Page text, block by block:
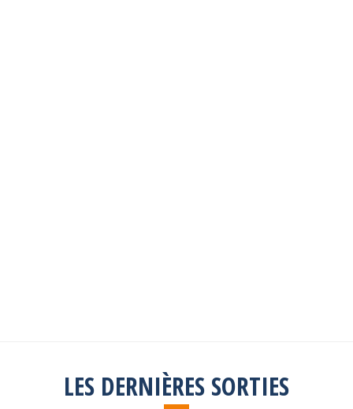
LES DERNIÈRES SORTIES